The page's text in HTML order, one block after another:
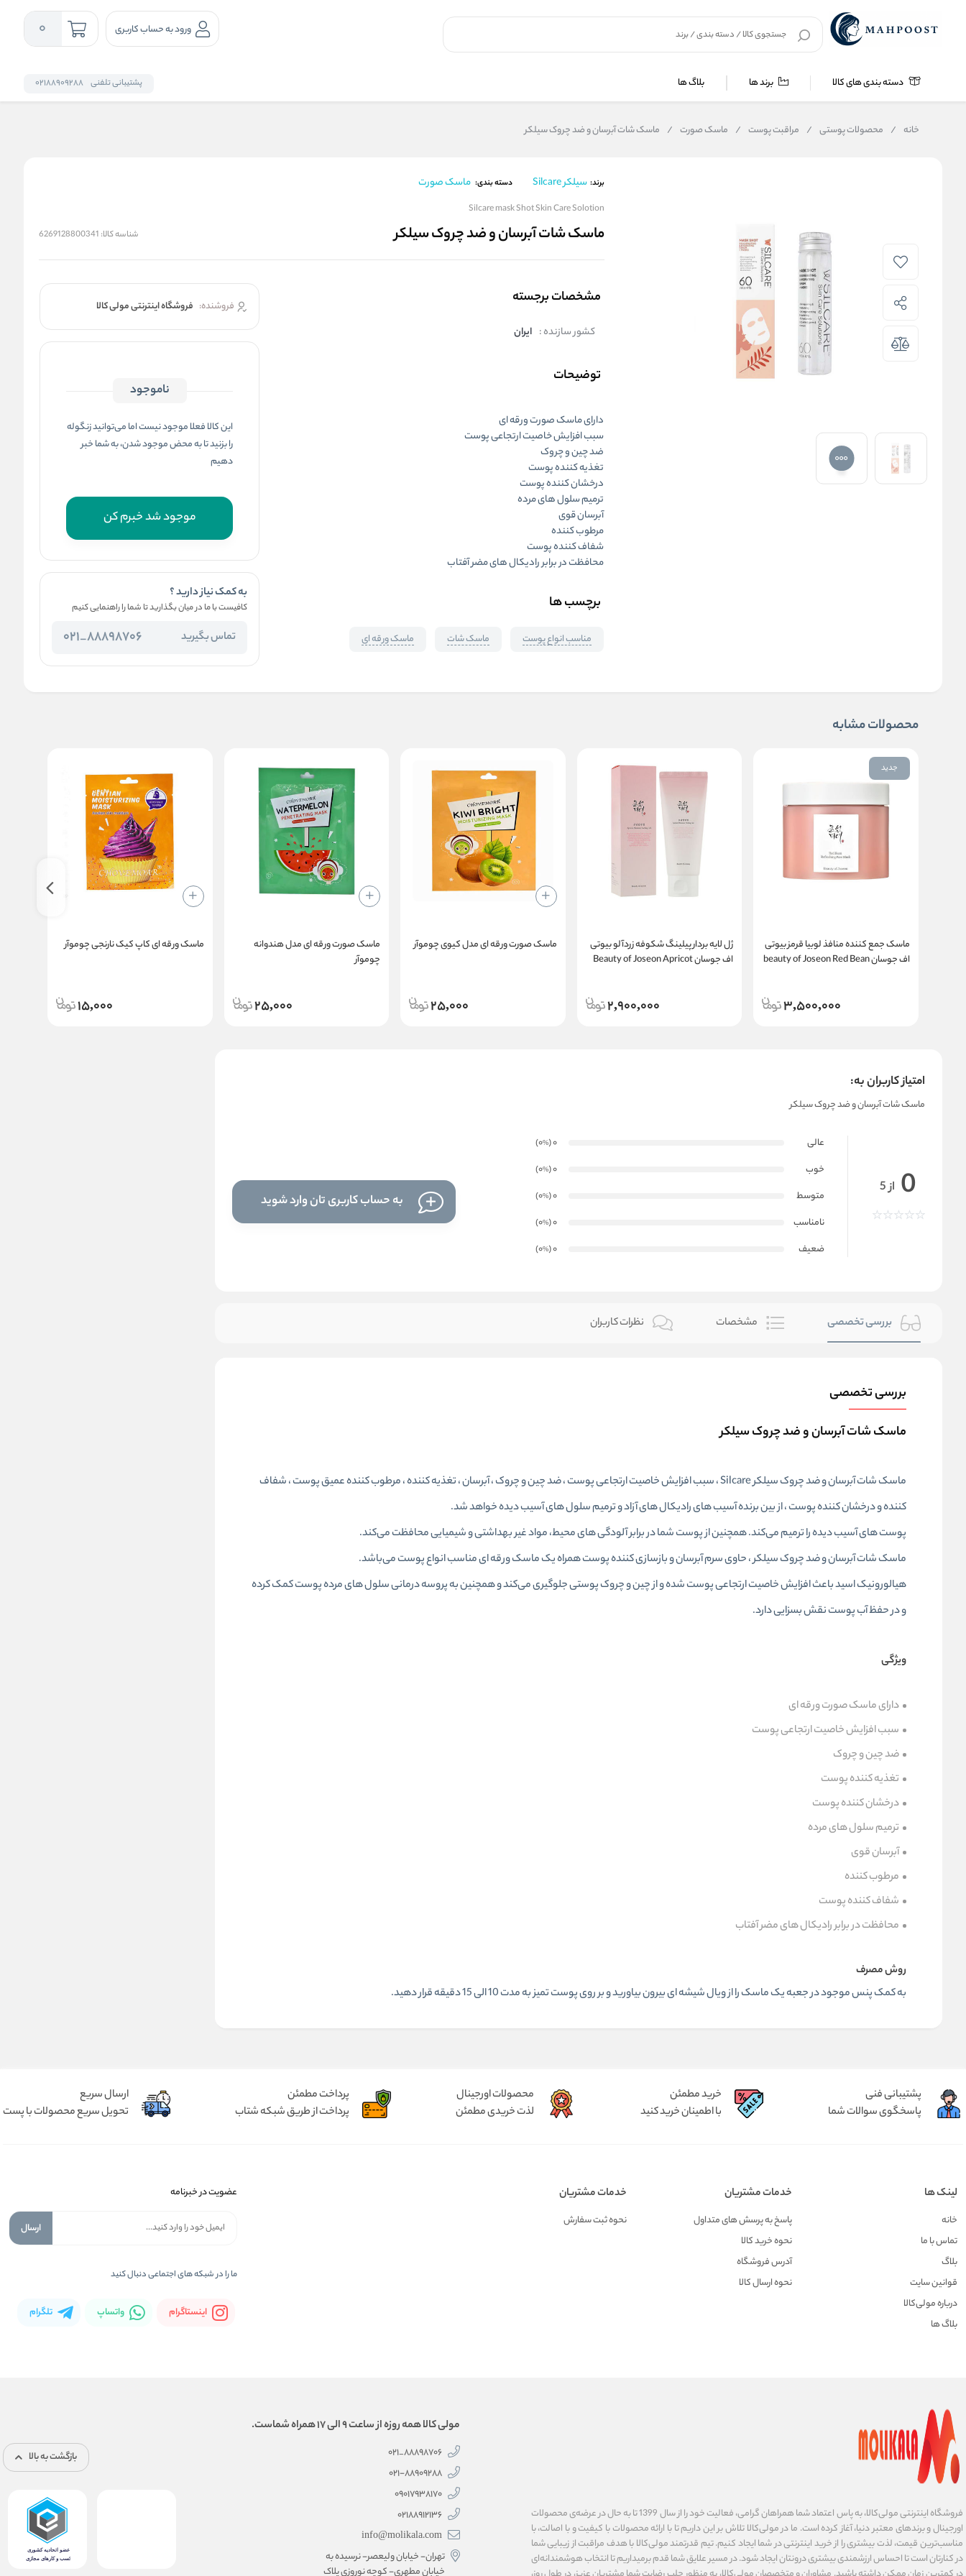
ورود به حساب کاربری 0
دسته بندی های کالا برند ها بلاگ ها پشتیبانی تلفنی 02188909288
خانه / محصولات پوستی / مراقبت پوست / ماسک صورت / ماسک شات آبرسان و ضد چروک سیلکر
برند: سیلکر Silcare دسته بندی: ماسک صورت
Silcare mask Shot Skin Care Solotion
ماسک شات آبرسان و ضد چروک سیلکر شناسه کالا: 6269128800341
مشخصات برجسته
کشور سازنده : ایران
توضیحات
دارای ماسک صورت ورقه ای
سبب افزایش خاصیت ارتجاعی پوست
ضد چین و چروک
تغذیه کننده پوست
درخشان کننده پوست
ترمیم سلول های مرده
آبرسان قوی
مرطوب کننده
شفاف کننده پوست
محافظت در برابر رادیکال های مضر آفتاب
برچسب ها
مناسب انواع پوست ماسک شات ماسک ورقه ای
فروشنده: فروشگاه اینترنتی مولی کالا
ناموجود
این کالا فعلا موجود نیست اما می‌توانید زنگوله
را بزنید تا به محض موجود شدن، به شما خبر
دهیم
موجود شد خبرم کن
به کمک نیاز دارید ؟
کافیست با ما در میان بگذارید تا شما را راهنمایی کنیم
تماس بگیرید 88898706_021
محصولات مشابه
جدید
ماسک جمع کننده منافذ لوبیا قرمز بیوتی
اف جوسان beauty of Joseon Red Bean
3,500,000
ژل لایه بردار پیلینگ شکوفه زردآلو بیوتی
اف جوسان Beauty of Joseon Apricot
2,900,000
ماسک صورت ورقه ای مدل کیوی چوموآر
25,000
ماسک صورت ورقه ای مدل هندوانه
چوموآر
25,000
ماسک ورقه ای کاپ کیک نارنجی چوموآر
15,000
امتیاز کاربران به:
ماسک شات آبرسان و ضد چروک سیلکر
0 از 5
عالی 0
(0
%
)
خوب
0
(0
%
)
متوسط
0
(0
%
)
نامناسب
0
(0
%
)
ضعیف
0
(0
%
)
به حساب کاربری تان وارد شوید
بررسی تخصصی مشخصات نظرات کاربران
بررسی تخصصی
ماسک شات آبرسان و ضد چروک سیلکر
ماسک شات آبرسان و ضد چروک سیلکر Silcare ، سبب افزایش خاصیت ارتجاعی پوست ، ضد چین و چروک ، آبرسان ، تغذیه کننده ، مرطوب کننده عمیق پوست ، شفاف
کننده و درخشان کننده پوست ، از بین برنده آسیب های رادیکال های آزاد و ترمیم سلول های آسیب دیده خواهد شد.
پوست های آسیب دیده را ترمیم می‌کند. همچنین از پوست شما در برابر آلودگی های محیط، مواد غیر بهداشتی و شیمیایی محافظت می‌کند.
ماسک شات آبرسان و ضد چروک سیلکر ، حاوی سرم آبرسان و بازسازی کننده پوست همراه یک ماسک ورقه ای مناسب انواع پوست می‌باشد.
هیالورونیک اسید باعث افزایش خاصیت ارتجاعی پوست شده و از چین و چروک پوستی جلوگیری می‌کند و همچنین به پروسه درمانی سلول های مرده پوست کمک کرده
و در حفظ آب پوست نقش بسزایی دارد.
ویژگی
دارای ماسک صورت ورقه ای
سبب افزایش خاصیت ارتجاعی پوست
ضد چین و چروک
تغذیه کننده پوست
درخشان کننده پوست
ترمیم سلول های مرده
آبرسان قوی
مرطوب کننده
شفاف کننده پوست
محافظت در برابر رادیکال های مضر آفتاب
روش مصرف
به کمک پنس موجود در جعبه یک ماسک را از ویال شیشه ای بیرون بیاورید و بر روی پوست تمیز به مدت 10 الی 15 دقیقه قرار دهید.
پشتیبانی فنی
پاسخگوی سوالات شما
خرید مطمئن
با اطمینان خرید کنید
محصولات اورجینال
لذت خریدی مطمئن
پرداخت مطمئن
پرداخت از طریق شبکه شتاب
ارسال سریع
تحویل سریع محصولات با پست
لینک ها
خانه
تماس با ما
بلاگ
قوانین سایت
درباره مولی‌کالا
بلاگ ها
خدمات مشتریان
پاسخ به پرسش های متداول
نحوه خرید کالا
آدرس فروشگاه
نحوه ارسال کالا
خدمات مشتریان
نحوه ثبت سفارش
عضویت در خبرنامه
ارسال
ما را در شبكه های اجتماعی دنبال کنید
اینستاگرام واتساپ تلگرام
فروشگاه اینترنتی مولی‌کالا، به پاس اعتماد شما همراهان گرامی، فعالیت خود را از سال 1399 تا به حال در عرضه‌ی محصولات
اورجینال و برندهای معتبر دنیا، آغاز کرده است. ما در مولی‌کالا تلاش بر این داریم تا با ارائه محصولات با کیفیت و با اصالت، با
مناسب‌ترین قیمت، لذت بیشتری را از خرید اینترنتی در شما ایجاد کنیم. تیم قدرتمند مولی‌کالا با هدف مراقبت از زیبایی شما
در کنارتان است تا احساس ارزشمندی بیشتری درونتان ایجاد شود. در مسیر علایق شما قدم برمیداریم تا انتخاب هوشمندانه‌ای
مولی کالا همه روزه از ساعت 9 الی 17 همراه شماست.
88898706_021
۰۲۱-۸۸۹۰۹۲۸۸
۰۹۰۱۷۹۳۸۱۷۰
02188912136
info@molikala.com
تهران- خیابان ولیعصر- نرسیده به
خیابان مطهری- کوچه نوروزی پلاک
بازگشت به بالا